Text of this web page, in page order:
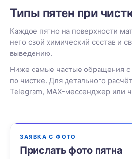
Типы пятен при
Каждое пятно на поверхности
него свой химический состав и
выведению.
Ниже самые частые обращения с
по чистке. Для детального
Telegram, MAX-мессенджер или
ЗАЯВКА С ФОТО
Прислать фото пятна